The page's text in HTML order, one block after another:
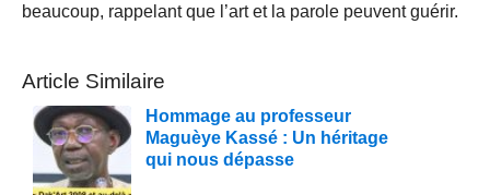
beaucoup, rappelant que l’art et la parole peuvent guérir.
Article Similaire
Hommage au professeur
Maguèye Kassé : Un héritage
qui nous dépasse